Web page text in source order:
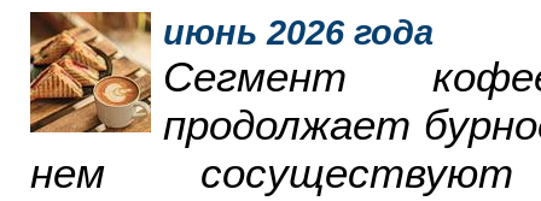
июнь 2026 года
Сегмент
продолжает
нем